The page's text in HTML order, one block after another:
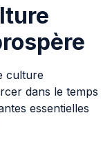
culture
dans le temps
essentielles